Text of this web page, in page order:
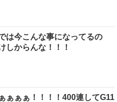
は今こんな事になってるの
しからんな！！！
ぁぁぁ！！！！400連してG11